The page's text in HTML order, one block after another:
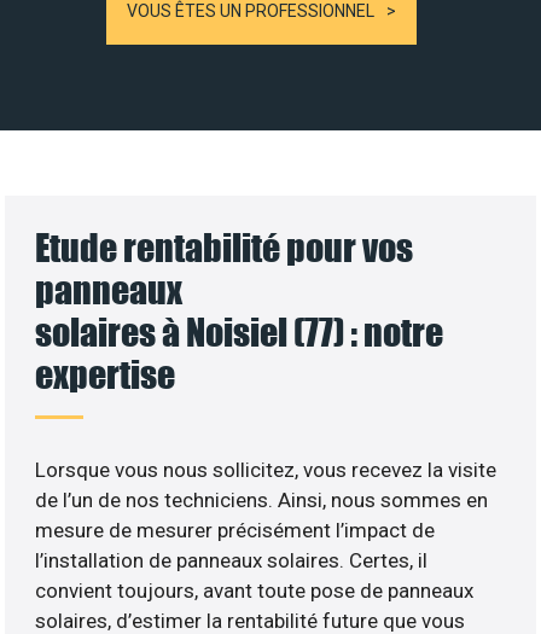
VOUS ÊTES UN PROFESSIONNEL
Etude rentabilité pour vos
panneaux
solaires à Noisiel (77) : notre
expertise
Lorsque vous nous sollicitez, vous recevez la visite
de l’un de nos techniciens. Ainsi, nous sommes en
mesure de mesurer précisément l’impact de
l’installation de panneaux solaires. Certes, il
convient toujours, avant toute pose de panneaux
solaires, d’estimer la rentabilité future que vous